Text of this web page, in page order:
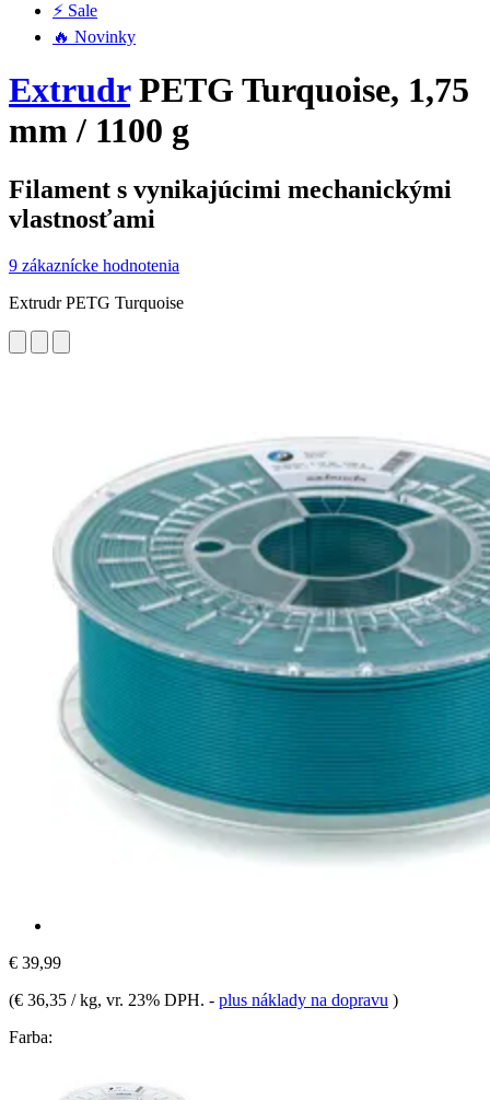
⚡ Sale
🔥 Novinky
ExtrudrPETG Turquoise, 1,75
mm / 1100 g
Filament s vynikajúcimi mechanickými
vlastnosťami
9 zákaznícke hodnotenia
Extrudr PETG Turquoise
€ 39,99
(€ 36,35 / kg, vr. 23% DPH. - plus náklady na dopravu )
Farba: